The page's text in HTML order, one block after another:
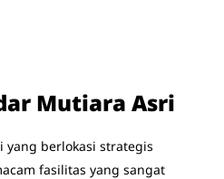
Mutiara Asri
yang berlokasi strategis
fasilitas yang sangat